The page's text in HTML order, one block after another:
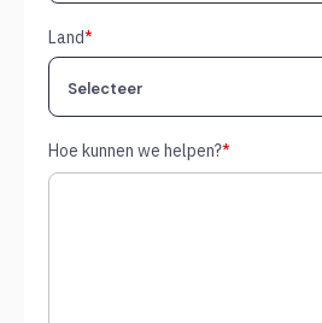
Land*
Hoe kunnen we helpen?*